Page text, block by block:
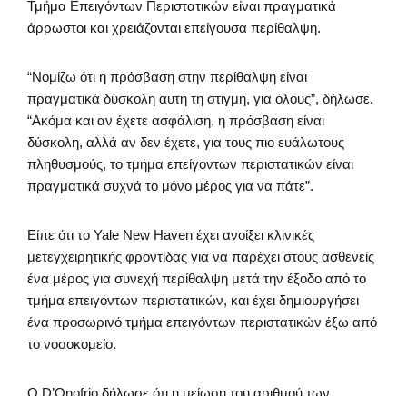
Τμήμα Επειγόντων Περιστατικών είναι πραγματικά
άρρωστοι και χρειάζονται επείγουσα περίθαλψη.
“Νομίζω ότι η πρόσβαση στην περίθαλψη είναι
πραγματικά δύσκολη αυτή τη στιγμή, για όλους”, δήλωσε.
“Ακόμα και αν έχετε ασφάλιση, η πρόσβαση είναι
δύσκολη, αλλά αν δεν έχετε, για τους πιο ευάλωτους
πληθυσμούς, το τμήμα επείγοντων περιστατικών είναι
πραγματικά συχνά το μόνο μέρος για να πάτε”.
Είπε ότι το Yale New Haven έχει ανοίξει κλινικές
μετεγχειρητικής φροντίδας για να παρέχει στους ασθενείς
ένα μέρος για συνεχή περίθαλψη μετά την έξοδο από το
τμήμα επειγόντων περιστατικών, και έχει δημιουργήσει
ένα προσωρινό τμήμα επειγόντων περιστατικών έξω από
το νοσοκομείο.
Ο D’Onofrio δήλωσε ότι η μείωση του αριθμού των